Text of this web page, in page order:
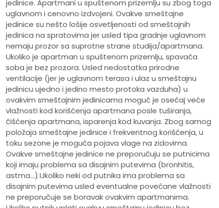
jedinice. Apartmani u spuštenom prizemlju su zbog toga
uglavnom i cenovno izdvojeni. Ovakve smeštajne
jedinice su nešto lošije osvetljenosti od smeštajnih
jedinica na spratovima jer usled tipa gradnje uglavnom
nemaju prozor sa suprotne strane studija/apartmana.
Ukoliko je apartman u spuštenom prizemlju, spavaća
soba je bez prozora. Usled nedostatka prirodne
ventilacije (jer je uglavnom terasa i ulaz u smeštajnu
jedinicu ujedno i jedino mesto protoka vazduha) u
ovakvim smeštajnim jedinicama moguć je osećaj veće
vlažnosti kod korišćenja apartmana posle tuširanja,
čišćenja apartmana, isparenja kod kuvanja. Zbog samog
položaja smeštajne jedinice i frekventnog korišćenja, u
toku sezone je moguća pojava vlage na zidovima.
Ovakve smeštajne jedinice ne preporučuju se putnicima
koji imaju problema sa disajnim putevima (bronhitis,
astma...).Ukoliko neki od putnika ima problema sa
disajnim putevima usled eventualne povećane vlažnosti
ne preporučuje se boravak ovakvim apartmanima.